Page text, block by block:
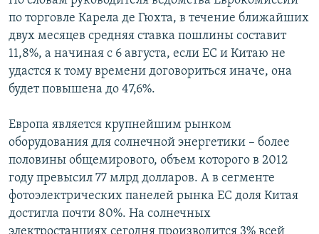
по торговле Карела де Гюхта, в течение ближайших
двух месяцев средняя ставка пошлины составит
11,8%, а начиная с 6 августа, если ЕС и Китаю не
удастся к тому времени договориться иначе, она
будет повышена до 47,6%.
Европа является крупнейшим рынком
оборудования для солнечной энергетики – более
половины общемирового, объем которого в 2012
году превысил 77 млрд долларов. А в сегменте
фотоэлектрических панелей рынка ЕС доля Китая
достигла почти 80%. На солнечных